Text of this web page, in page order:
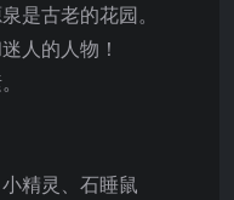
是古老的花园。
人的人物！
精灵、石睡鼠